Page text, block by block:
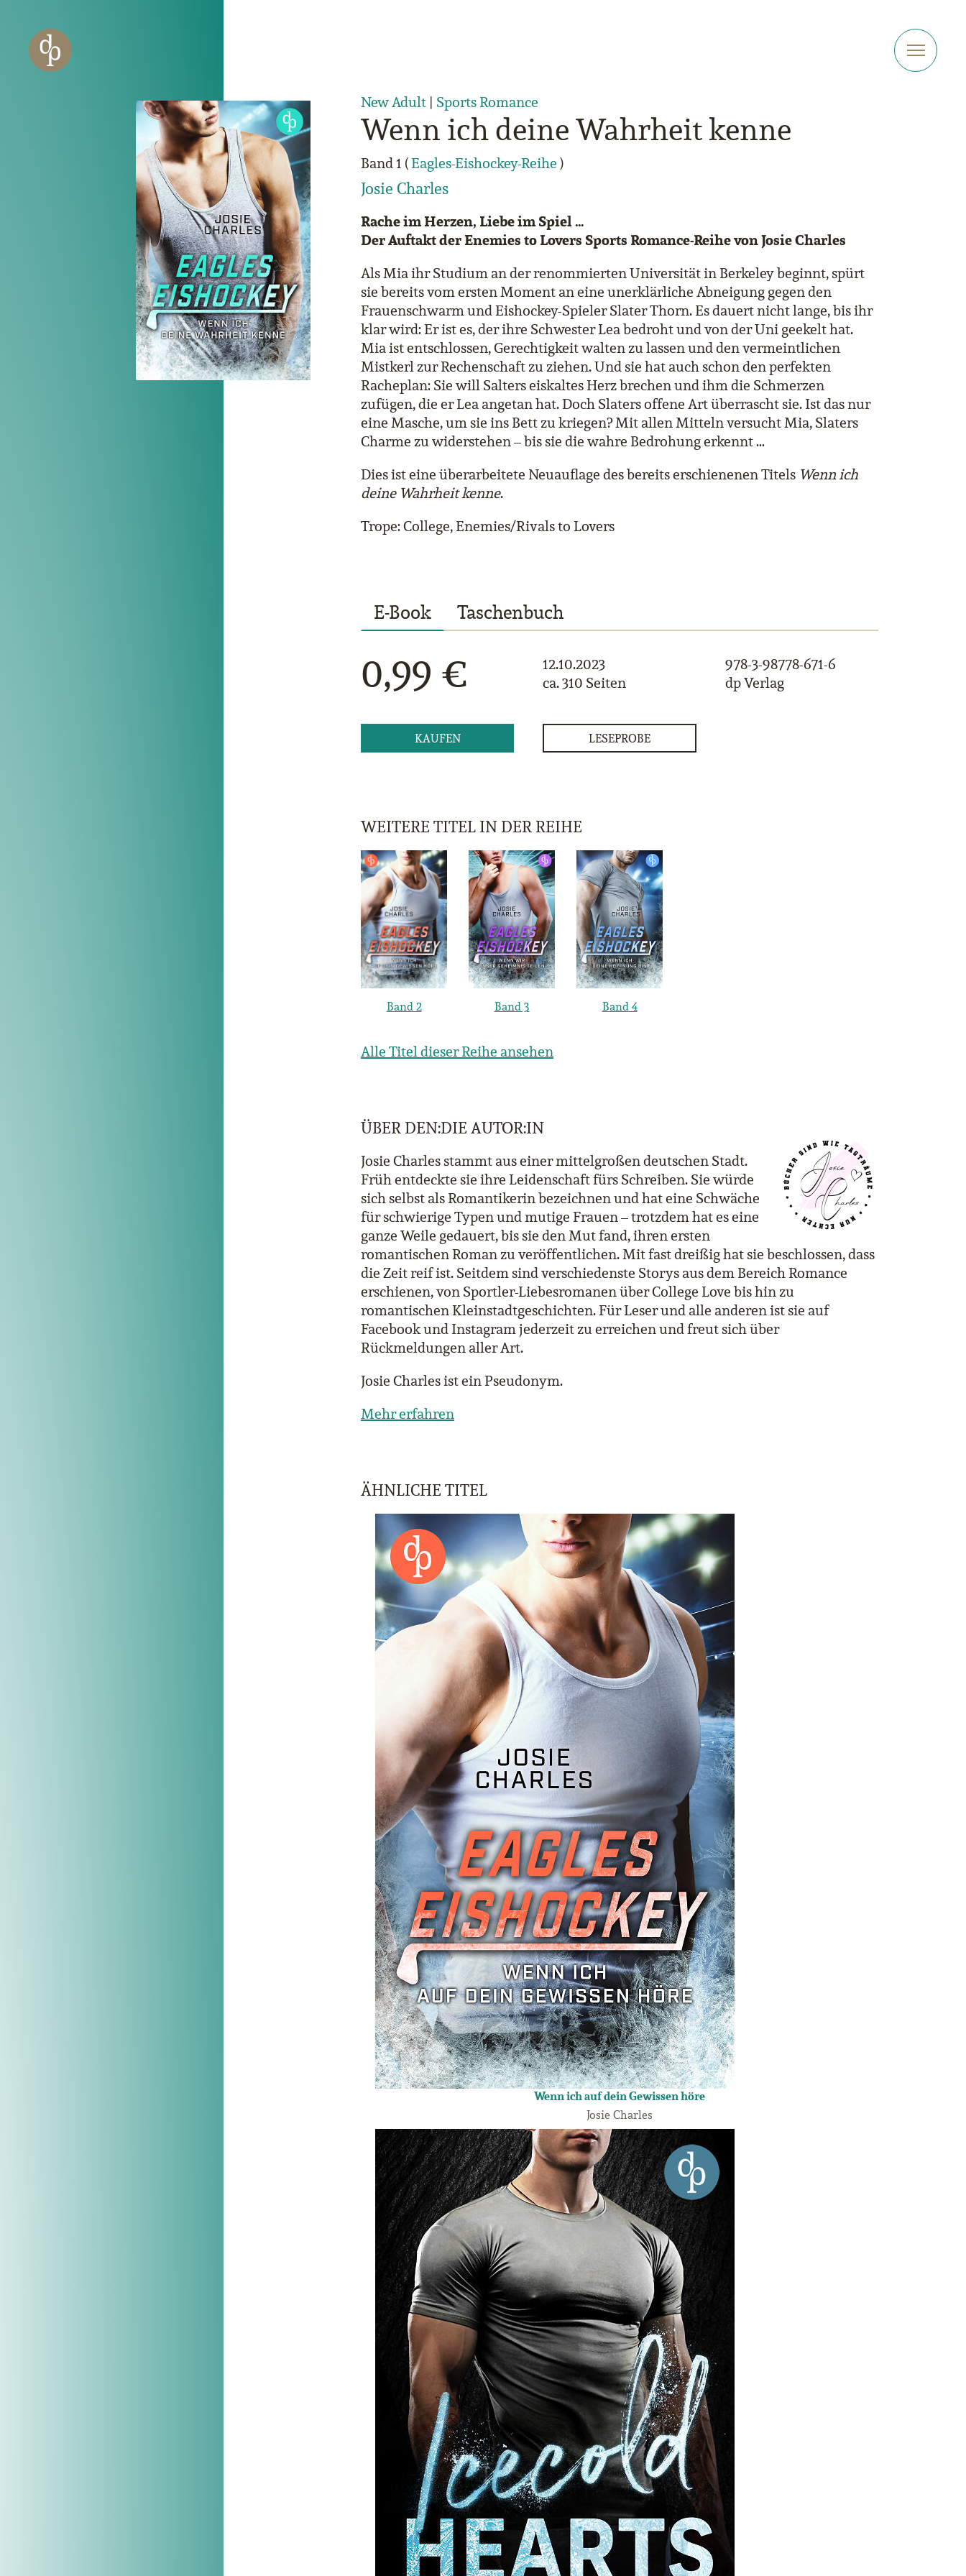
Zur Navigation springen
Zur Website-Suche springen
Wenn ich deine Wahrheit kenne
Band 1 (Eagles-Eishockey-Reihe)
Josie Charles
New Adult | Sports Romance
Rache im Herzen, Liebe im Spiel …
Der Auftakt der Enemies to Lovers Sports Romance-Reihe von Josie Charles
Als Mia ihr Studium an der renommierten Universität in Berkeley beginnt, spürt
sie bereits vom ersten Moment an eine unerklärliche Abneigung gegen den
Frauenschwarm und Eishockey-Spieler Slater Thorn. Es dauert nicht lange, bis ihr
klar wird: Er ist es, der ihre Schwester Lea bedroht und von der Uni geekelt hat.
Mia ist entschlossen, Gerechtigkeit walten zu lassen und den vermeintlichen
Mistkerl zur Rechenschaft zu ziehen. Und sie hat auch schon den perfekten
Racheplan: Sie will Salters eiskaltes Herz brechen und ihm die Schmerzen
zufügen, die er Lea angetan hat. Doch Slaters offene Art überrascht sie. Ist das nur
eine Masche, um sie ins Bett zu kriegen? Mit allen Mitteln versucht Mia, Slaters
Charme zu widerstehen – bis sie die wahre Bedrohung erkennt …
Dies ist eine überarbeitete Neuauflage des bereits erschienenen Titels Wenn ich
deine Wahrheit kenne.
Trope: College, Enemies/Rivals to Lovers
E-Book Taschenbuch
0,99 €
12.10.2023
ca. 310 Seiten
978-3-98778-671-6
dp Verlag
KAUFEN LESEPROBE
WEITERE TITEL IN DER REIHE
Band 2 Band 3 Band 4
Alle Titel dieser Reihe ansehen
ÜBER DEN:DIE AUTOR:IN
Josie Charles stammt aus einer mittelgroßen deutschen Stadt.
Früh entdeckte sie ihre Leidenschaft fürs Schreiben. Sie würde
sich selbst als Romantikerin bezeichnen und hat eine Schwäche
für schwierige Typen und mutige Frauen – trotzdem hat es eine
ganze Weile gedauert, bis sie den Mut fand, ihren ersten
romantischen Roman zu veröffentlichen. Mit fast dreißig hat sie beschlossen, dass
die Zeit reif ist. Seitdem sind verschiedenste Storys aus dem Bereich Romance
erschienen, von Sportler-Liebesromanen über College Love bis hin zu
romantischen Kleinstadtgeschichten. Für Leser und alle anderen ist sie auf
Facebook und Instagram jederzeit zu erreichen und freut sich über
Rückmeldungen aller Art.
Josie Charles ist ein Pseudonym.
Mehr erfahren
ÄHNLICHE TITEL
Wenn ich auf dein Gewissen höre
Josie Charles